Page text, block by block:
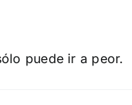
puede ir a peor.